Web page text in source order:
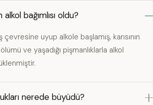
bağımlısı oldu?
uyup alkole başlamış, karısının
ve yaşadığı pişmanlıklarla alkol
nerede büyüdü?